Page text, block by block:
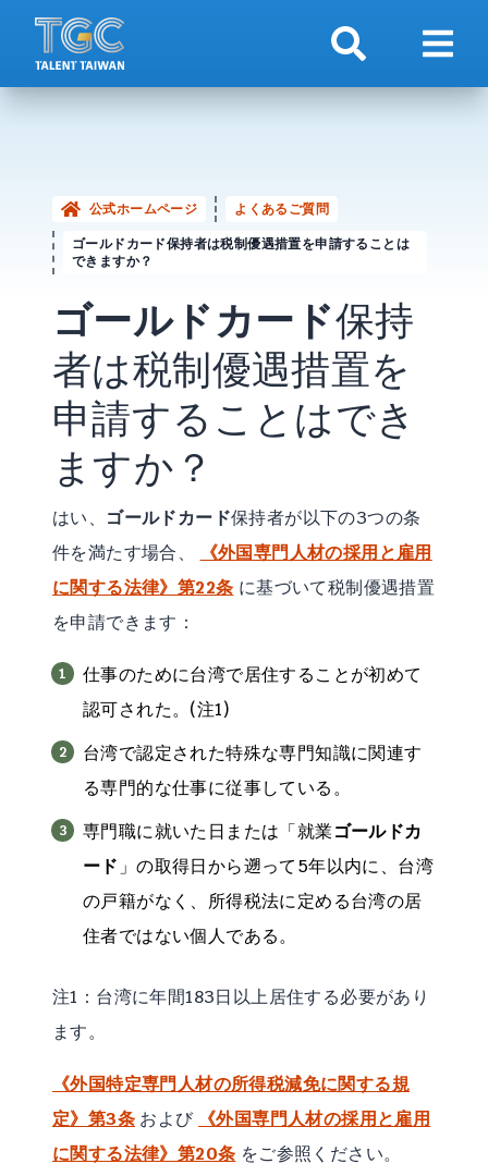
検索 ナビ
公式ホームページ
よくあるご質問
ゴールドカード保持者は税制優遇措置を申請することは
できますか？
ゴールドカード保持
者は税制優遇措置を
申請することはでき
ますか？
はい、 ゴールドカード保持者が以下の3つの条
件を満たす場合、
《外国専門人材の採用と雇用
に関する法律》第22条 に基づいて税制優遇措置
を申請できます：
仕事のために台湾で居住することが初めて
認可された。(注1)
台湾で認定された特殊な専門知識に関連す
る専門的な仕事に従事している。
専門職に就いた日または「就業ゴールドカ
ード 」の取得日から遡って5年以内に、台湾
の戸籍がなく、所得税法に定める台湾の居
住者ではない個人である。
注1：台湾に年間183日以上居住する必要があり
ます。
《外国特定専門人材の所得税減免に関する規
定》第3条 および
《外国専門人材の採用と雇用
に関する法律》第20条 をご参照ください。